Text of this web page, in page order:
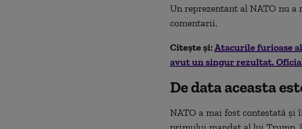
Un reprezentant al NATO nu
comentarii.
Citește și:Atacurile furioase
avut un singur rezultat.
De data aceasta
NATO a mai fost contestată